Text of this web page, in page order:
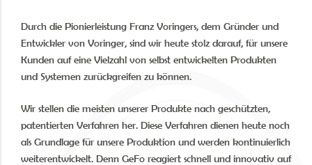
Durch die Pionierleistung Franz Voringers, dem Gründer und
Entwickler von Voringer, sind wir heute stolz darauf, für unsere
Kunden auf eine Vielzahl von selbst entwickelten Produkten
und Systemen zurückgreifen zu können.
Wir stellen die meisten unserer Produkte nach geschützten,
patentierten Verfahren her. Diese Verfahren dienen heute noch
als Grundlage für unsere Produktion und werden kontinuierlich
weiterentwickelt. Denn GeFo reagiert schnell und innovativ auf